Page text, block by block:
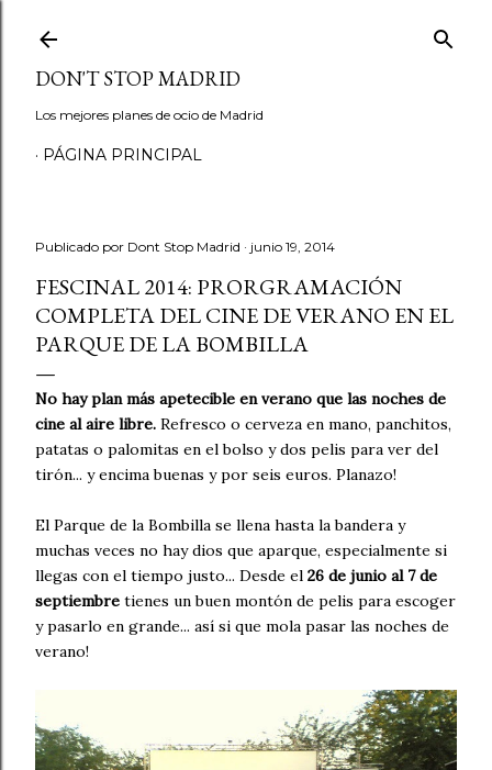
DON'T STOP MADRID
Los mejores planes de ocio de Madrid
PÁGINA PRINCIPAL
Publicado por Dont Stop Madrid junio 19, 2014
FESCINAL 2014: PRORGRAMACIÓN
COMPLETA DEL CINE DE VERANO EN EL
PARQUE DE LA BOMBILLA
No hay plan más apetecible en verano que las noches de
cine al aire libre. Refresco o cerveza en mano, panchitos,
patatas o palomitas en el bolso y dos pelis para ver del
tirón... y encima buenas y por seis euros. Planazo!
El Parque de la Bombilla se llena hasta la bandera y
muchas veces no hay dios que aparque, especialmente si
llegas con el tiempo justo... Desde el 26 de junio al 7 de
septiembre tienes un buen montón de pelis para escoger
y pasarlo en grande... así si que mola pasar las noches de
verano!